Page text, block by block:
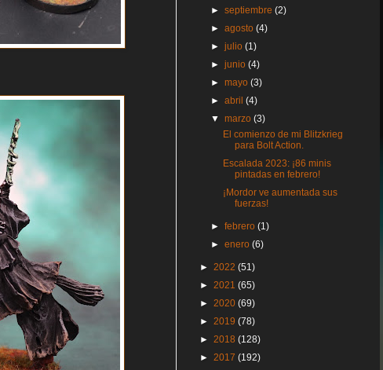
►septiembre(2)
►agosto(4)
►julio(1)
►junio(4)
►mayo(3)
►abril(4)
▼marzo(3)
El comienzo de mi Blitzkrieg
para Bolt Action.
Escalada 2023: ¡86 minis
pintadas en febrero!
¡Mordor ve aumentada sus
fuerzas!
►febrero(1)
►enero(6)
► 2022 (51)
► 2021 (65)
► 2020 (69)
► 2019 (78)
► 2018 (128)
► 2017 (192)